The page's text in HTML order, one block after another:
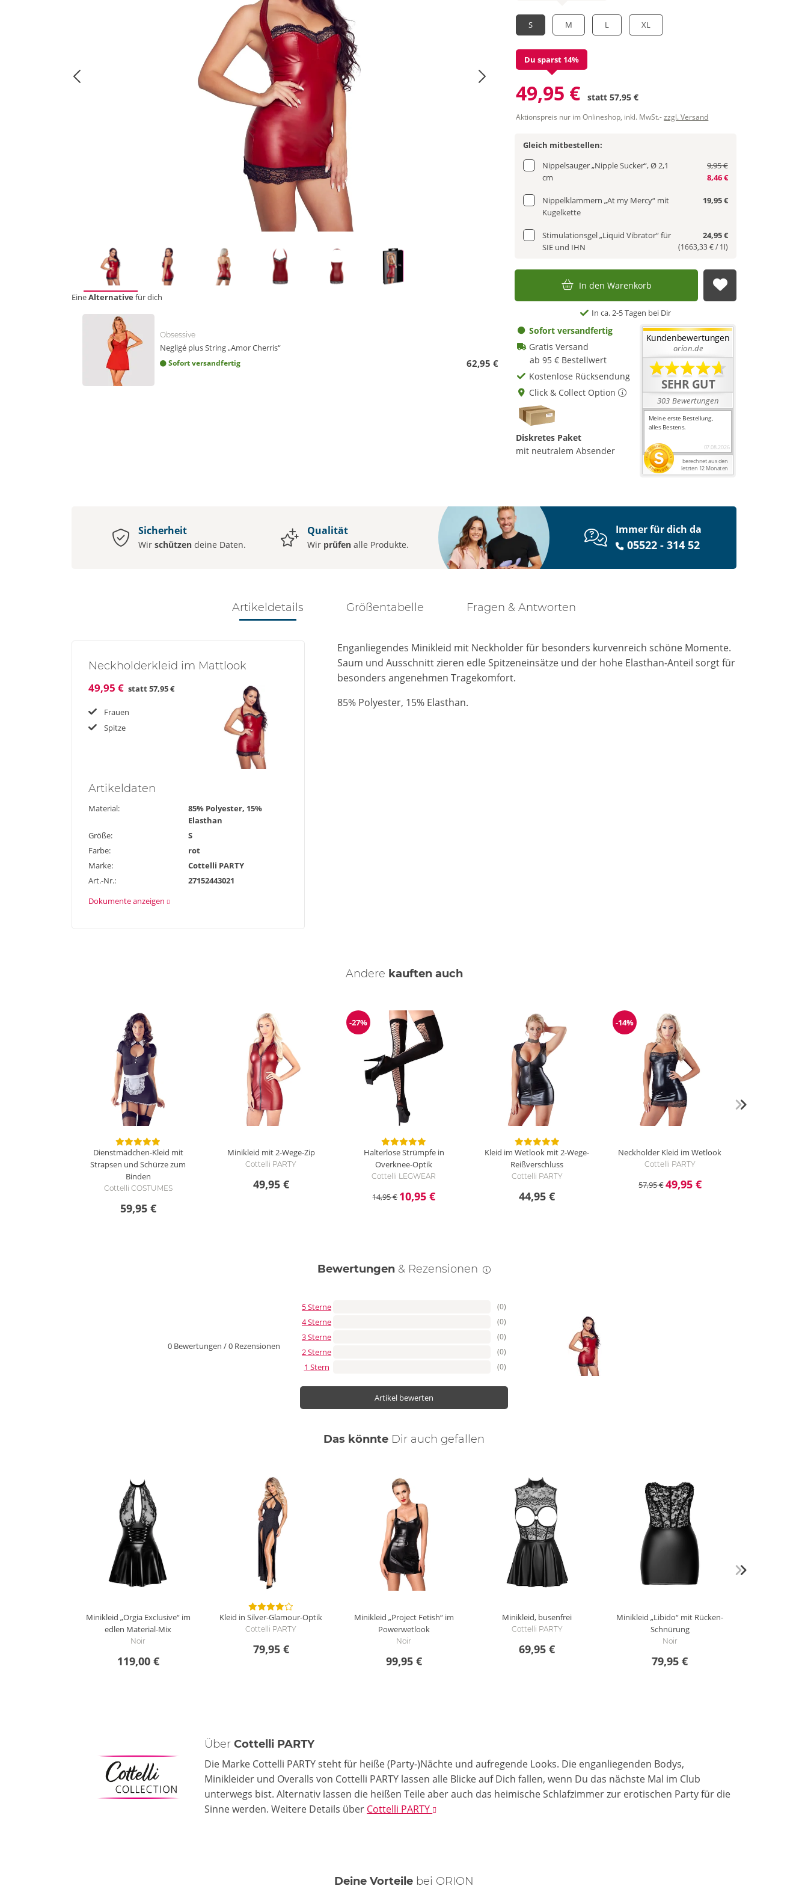
EineAlternative für dich
Obsessive
Negligé plus String „Amor Cherris“
Sofort versandfertig 62,95 €
S M L XL
Du sparst 14%
49,95 € statt57,95 €
Aktionspreis nur im Onlineshop, inkl. MwSt.-zzgl. Versand
Gleich mitbestellen:
Nippelsauger „Nipple Sucker“, Ø 2,1
cm
9,95 €
8,46 €
Nippelklammern „At my Mercy“ mit
Kugelkette
19,95 €
Stimulationsgel „Liquid Vibrator“ für
SIE und IHN
24,95 €
(1663,33 € / 1l)
In den Warenkorb Auf die
In ca. 2-5 Tagen bei Dir
Sofort versandfertig
Gratis Versand
ab 95 € Bestellwert
Kostenlose Rücksendung
Click & Collect Option
Diskretes Paket
mit neutralem Absender
Sicherheit
Wir schützen deine Daten.
Qualität
Wir prüfen alle Produkte.
Immer für dich da
05522 - 314 52
Artikeldetails Größentabelle Fragen & Antworten
Neckholderkleid im Mattlook
49,95 € statt57,95 €
Frauen
Spitze
Artikeldaten
Material:
85% Polyester, 15%
Elasthan
Größe:
S
Farbe:
rot
Marke:
Cottelli PARTY
Art.-Nr.:
27152443021
Dokumente anzeigen
Enganliegendes Minikleid mit Neckholder für besonders kurvenreich schöne Momente.
Saum und Ausschnitt zieren edle Spitzeneinsätze und der hohe Elasthan-Anteil sorgt für
besonders angenehmen Tragekomfort.
85% Polyester, 15% Elasthan.
Andere kauften auch
Dienstmädchen-Kleid mit
Strapsen und Schürze zum
Binden
Cottelli COSTUMES
59,95 €
Minikleid mit 2-Wege-Zip
Cottelli PARTY
49,95 €
Reduzierung
-27%
Halterlose Strümpfe in
Overknee-Optik
Cottelli LEGWEAR
14,95 €10,95 €
Kleid im Wetlook mit 2-Wege-
Reißverschluss
Cottelli PARTY
44,95 €
Reduzierung
-14%
Neckholder Kleid im Wetlook
Cottelli PARTY
57,95 €49,95 €
Bewertungen & Rezensionen
0 Bewertungen /0 Rezensionen
5 Sterne (0)
4 Sterne (0)
3 Sterne (0)
2 Sterne (0)
1 Stern (0)
Artikel bewerten
Das könnte Dir auch gefallen
Minikleid „Orgia Exclusive“ im
edlen Material-Mix
Noir
119,00 €
Kleid in Silver-Glamour-Optik
Cottelli PARTY
79,95 €
Minikleid „Project Fetish“ im
Powerwetlook
Noir
99,95 €
Minikleid, busenfrei
Cottelli PARTY
69,95 €
Minikleid „Libido“ mit Rücken-
Schnürung
Noir
79,95 €
ÜberCottelli PARTY
Die Marke Cottelli PARTY steht für heiße (Party-)Nächte und aufregende Looks. Die enganliegenden Bodys,
Minikleider und Overalls von Cottelli PARTY lassen alle Blicke auf Dich fallen, wenn Du das nächste Mal im Club
unterwegs bist. Alternativ lassen die heißen Teile aber auch das heimische Schlafzimmer zur erotischen Party für die
Sinne werden.Weitere Details über Cottelli PARTY
Deine Vorteile bei ORION